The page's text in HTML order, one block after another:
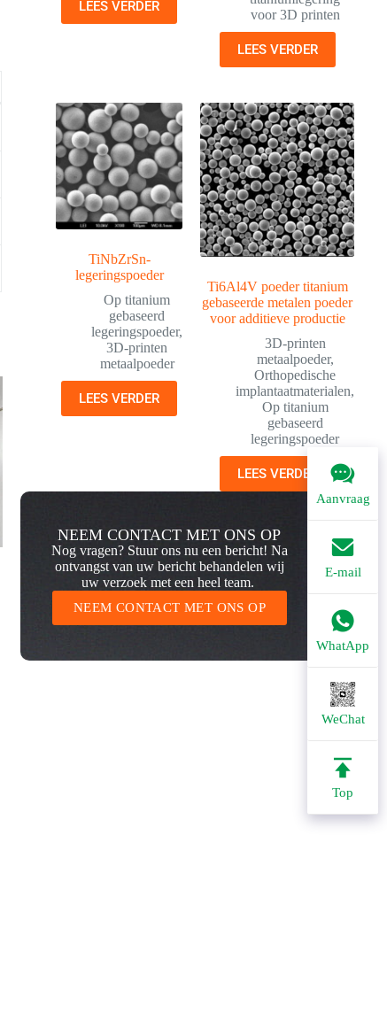
Aanvraag
E-mail
WhatApp
WeChat
Top
LEES VERDER
voor 3D printen
LEES VERDER
TiNbZrSn-
legeringspoeder
Op titanium
gebaseerd
legeringspoeder,
3D-printen
metaalpoeder
LEES VERDER
Ti6Al4V poeder titanium
gebaseerde metalen poeder
voor additieve productie
3D-printen
metaalpoeder,
Orthopedische
implantaatmaterialen,
Op titanium
gebaseerd
legeringspoeder
LEES VERDER
NEEM CONTACT MET ONS OP
Nog vragen? Stuur ons nu een bericht! Na
ontvangst van uw bericht behandelen wij
uw verzoek met een heel team.
NEEM CONTACT MET ONS OP